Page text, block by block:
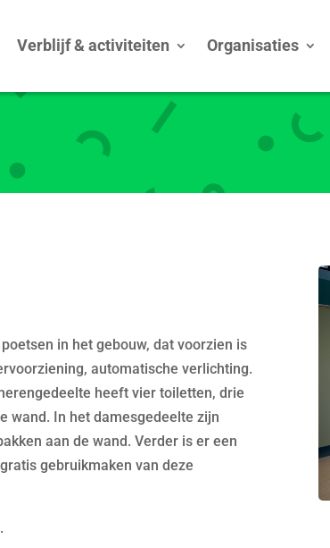
Verblijf & activiteiten Organisaties
in het gebouw, dat voorzien is
automatische verlichting.
heeft vier toiletten, drie
wand. In het damesgedeelte zijn
aan de wand. Verder is er een
gebruikmaken van deze